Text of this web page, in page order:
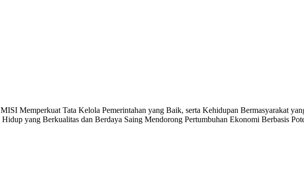
Memperkuat Tata Kelola Pemerintahan yang Baik, serta Kehidupan Bermasyarakat
yang Berkualitas dan Berdaya Saing Mendorong Pertumbuhan Ekonomi Berbasis